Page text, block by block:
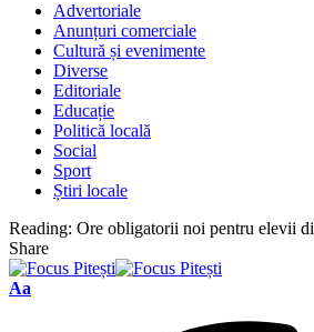
Advertoriale
Anunțuri comerciale
Cultură și evenimente
Diverse
Editoriale
Educație
Politică locală
Social
Sport
Știri locale
Reading: Ore obligatorii noi pentru elevii
Share
Font
Aa